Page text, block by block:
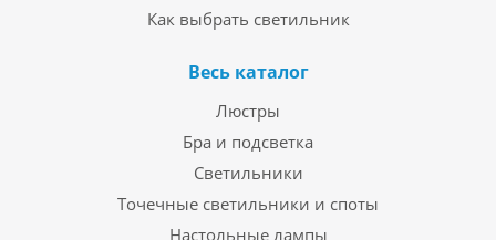
Как выбрать светильник
Весь каталог
Люстры
Бра и подсветка
Светильники
Точечные светильники и споты
Настольные лампы